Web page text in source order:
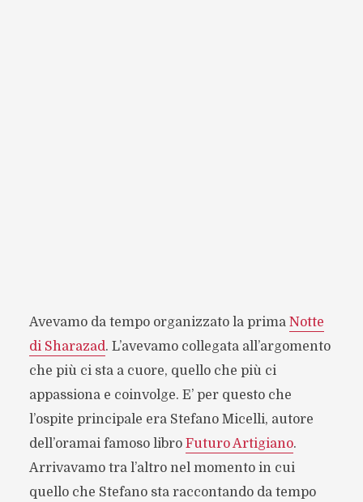
Avevamo da tempo organizzato la prima Notte
di Sharazad. L’avevamo collegata all’argomento
che più ci sta a cuore, quello che più ci
appassiona e coinvolge. E’ per questo che
l’ospite principale era Stefano Micelli, autore
dell’oramai famoso libro Futuro Artigiano.
Arrivavamo tra l’altro nel momento in cui
quello che Stefano sta raccontando da tempo